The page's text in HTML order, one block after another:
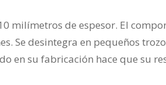
milímetros de espesor. El
Se desintegra en pequeños
en su fabricación hace que su